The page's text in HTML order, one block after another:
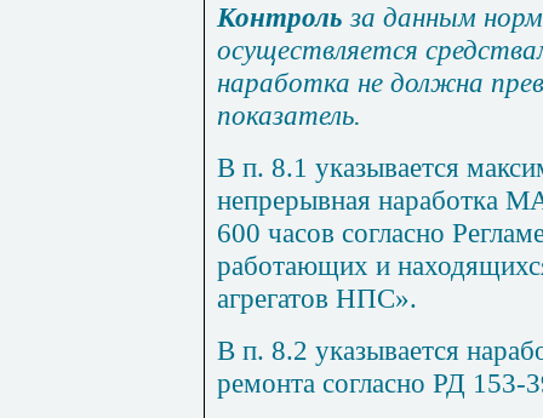
Контрольза данным
осуществляется
наработка не должна
показатель.
В п. 8.1 указывается
непрерывная наработка М
600 часов согласно
работающих и
агрегатов НПС».
В п. 8.2 указывается
ремонта согласно РД